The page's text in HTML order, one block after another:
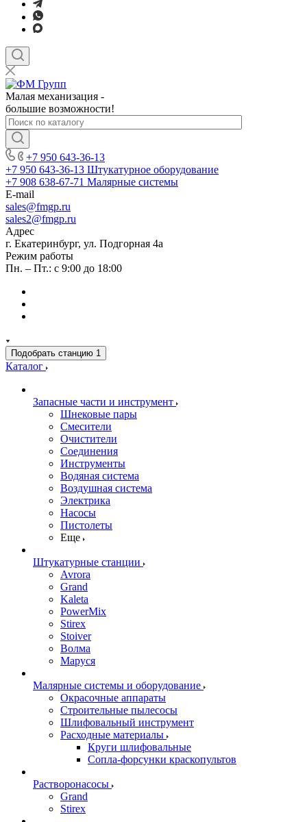
Малая механизация -
большие возможности!
+7 950 643-36-13
+7 950 643-36-13 Штукатурное оборудование
+7 908 638-67-71 Малярные системы
E-mail
sales@fmgp.ru
sales2@fmgp.ru
Адрес
г. Екатеринбург, ул. Подгорная 4а
Режим работы
Пн. – Пт.: с 9:00 до 18:00
Подобрать станцию 1
Каталог
Запасные части и инструмент
Шнековые пары
Смесители
Очистители
Соединения
Инструменты
Водяная система
Воздушная система
Электрика
Насосы
Пистолеты
Еще
Штукатурные станции
Avrora
Grand
Kaleta
PowerMix
Stirex
Stoiver
Волма
Маруся
Малярные системы и оборудование
Окрасочные аппараты
Строительные пылесосы
Шлифовальный инструмент
Расходные материалы
Круги шлифовальные
Сопла-форсунки краскопультов
Растворонасосы
Grand
Stirex